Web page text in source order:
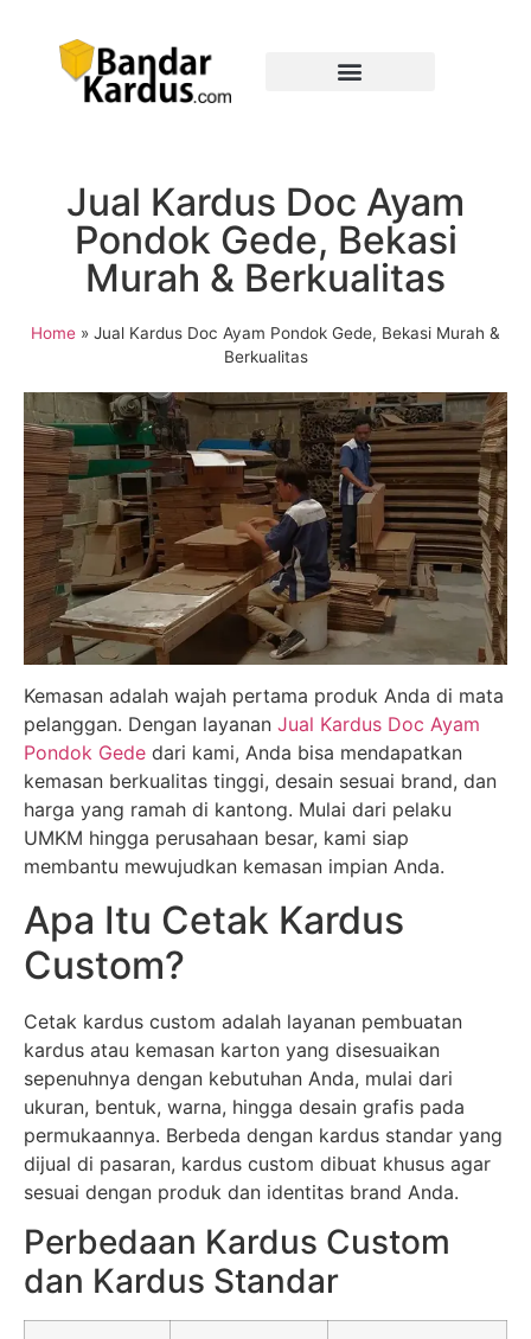
Jual Kardus Doc Ayam
Pondok Gede, Bekasi
Murah & Berkualitas
Home » Jual Kardus Doc Ayam Pondok Gede, Bekasi Murah &
Berkualitas
Kemasan adalah wajah pertama produk Anda di mata
pelanggan. Dengan layanan Jual Kardus Doc Ayam
Pondok Gede dari kami, Anda bisa mendapatkan
kemasan berkualitas tinggi, desain sesuai brand, dan
harga yang ramah di kantong. Mulai dari pelaku
UMKM hingga perusahaan besar, kami siap
membantu mewujudkan kemasan impian Anda.
Apa Itu Cetak Kardus
Custom?
Cetak kardus custom adalah layanan pembuatan
kardus atau kemasan karton yang disesuaikan
sepenuhnya dengan kebutuhan Anda, mulai dari
ukuran, bentuk, warna, hingga desain grafis pada
permukaannya. Berbeda dengan kardus standar yang
dijual di pasaran, kardus custom dibuat khusus agar
sesuai dengan produk dan identitas brand Anda.
Perbedaan Kardus Custom
dan Kardus Standar